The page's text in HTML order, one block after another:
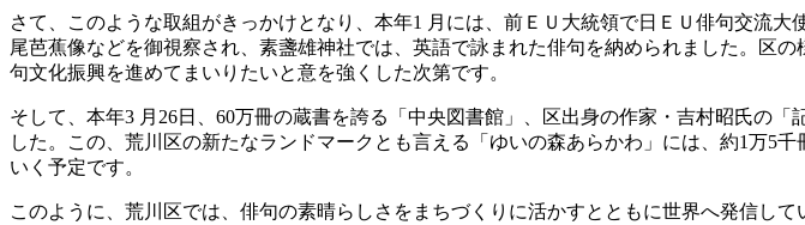
さて、このような取組がきっかけとなり、本年1 月には、前ＥＵ大統領で日ＥＵ俳句交流
尾芭蕉像などを御視察され、素盞雄神社では、英語で詠まれた俳句を納められました。区
句文化振興を進めてまいりたいと意を強くした次第です。
そして、本年3 月26日、60万冊の蔵書を誇る「中央図書館」、区出身の作家・吉村昭氏の
した。この、荒川区の新たなランドマークとも言える「ゆいの森あらかわ」には、約1万5
いく予定です。
このように、荒川区では、俳句の素晴らしさをまちづくりに活かすとともに世界へ発信し